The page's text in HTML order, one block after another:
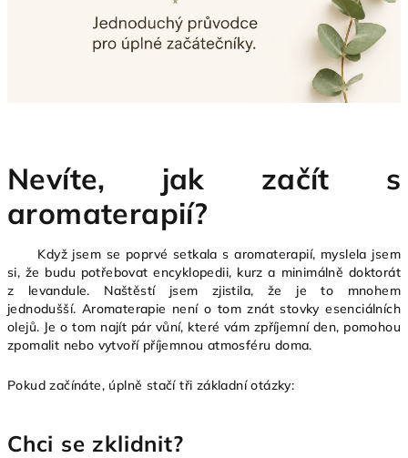
Nevíte, jak začít s
aromaterapií?
Když jsem se poprvé setkala s aromaterapií, myslela jsem
si, že budu potřebovat encyklopedii, kurz a minimálně doktorát
z levandule. Naštěstí jsem zjistila, že je to mnohem
jednodušší. Aromaterapie není o tom znát stovky esenciálních
olejů. Je o tom najít pár vůní, které vám zpříjemní den, pomohou
zpomalit nebo vytvoří příjemnou atmosféru doma.
Pokud začínáte, úplně stačí tři základní otázky:
Chci se zklidnit?